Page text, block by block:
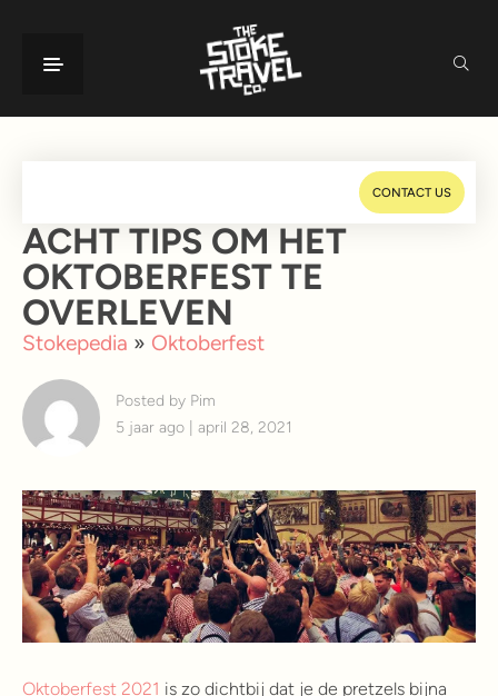
CONTACT US
ACHT TIPS OM HET
OKTOBERFEST TE
OVERLEVEN
Stokepedia » Oktoberfest
Posted by Pim
5 jaar ago | april 28, 2021
Oktoberfest 2021 is zo dichtbij dat je de pretzels bijna